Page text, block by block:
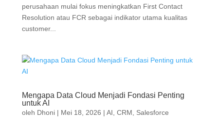
perusahaan mulai fokus meningkatkan First Contact
Resolution atau FCR sebagai indikator utama kualitas
customer...
Mengapa Data Cloud Menjadi Fondasi Penting
untuk AI
oleh Dhoni| Mei 18, 2026 | AI CRM Salesforce